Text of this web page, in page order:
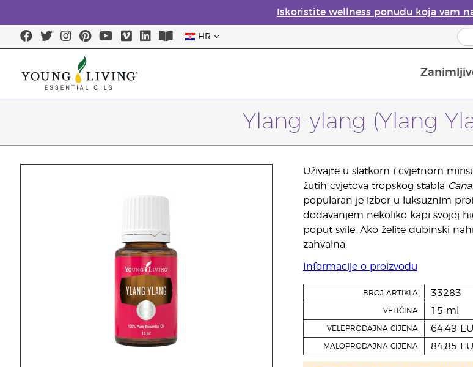
Iskoristite wellness ponudu koja vam
HR
Ylang-ylang (Ylang
Uživajte u slatkom i cvjetnom
žutih cvjetova tropskog stabla
popularan je izbor u luksuznim
dodavanjem nekoliko kapi svojoj
poput svile. Ako želite dubinski
zahvalna.
Informacije o proizvodu
BROJ ARTIKLA 33283
VELIČINA 15 ml
VELEPRODAJNA CIJENA 64,49
MALOPRODAJNA CIJENA 84,85